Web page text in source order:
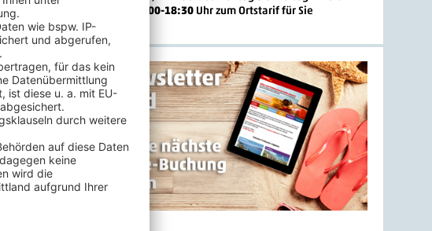
und Samstag und Sonntag
10:00-18:30 Uhr zum Ortstariffür Sie
erreichbar.